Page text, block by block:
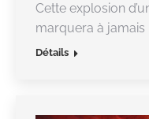
Cette explosion
marquera à jamais
Détails